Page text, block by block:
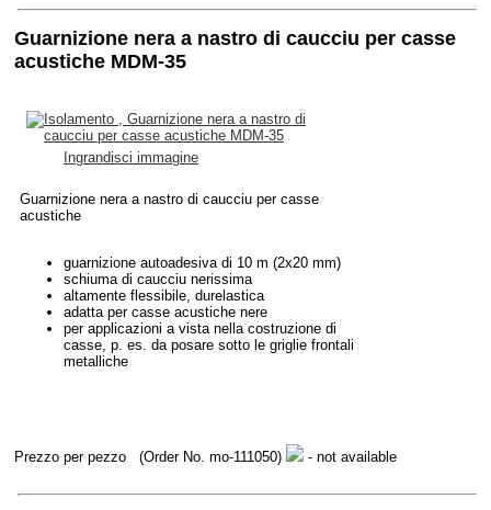
Guarnizione nera a nastro di caucciu per casse
acustiche MDM-35
Ingrandisci immagine
Guarnizione nera a nastro di caucciu per casse
acustiche
guarnizione autoadesiva di 10 m (2x20 mm)
schiuma di caucciu nerissima
altamente flessibile, durelastica
adatta per casse acustiche nere
per applicazioni a vista nella costruzione di
casse, p. es. da posare sotto le griglie frontali
metalliche
Prezzo per pezzo (Order No. mo-111050) - not available